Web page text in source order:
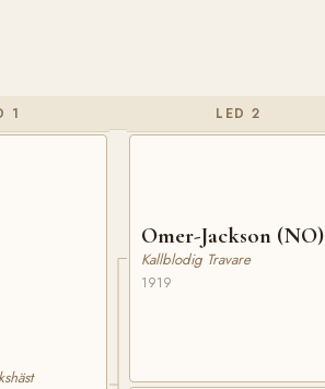
1 LED 2
Omer-Jackson (NO)
Kallblodig Travare
1919